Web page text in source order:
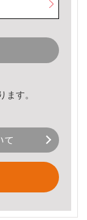
ます。
て